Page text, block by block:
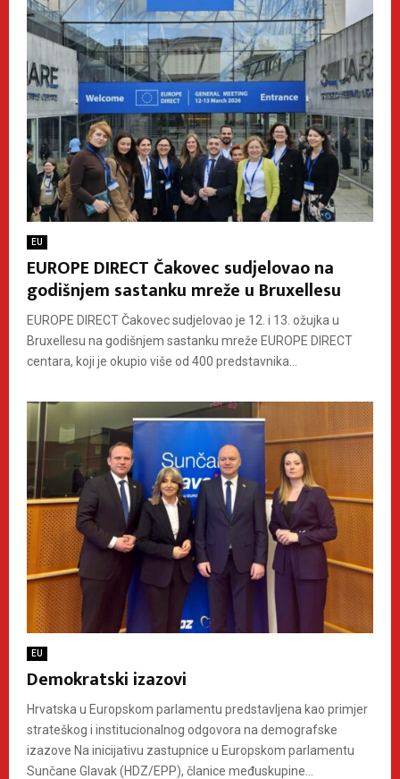
EU
EUROPE DIRECT Čakovec sudjelovao na
godišnjem sastanku mreže u Bruxellesu
EUROPE DIRECT Čakovec sudjelovao je 12. i 13. ožujka u
Bruxellesu na godišnjem sastanku mreže EUROPE DIRECT
centara, koji je okupio više od 400 predstavnika...
EU
Demokratski izazovi
Hrvatska u Europskom parlamentu predstavljena kao primjer
strateškog i institucionalnog odgovora na demografske
izazove Na inicijativu zastupnice u Europskom parlamentu
Sunčane Glavak (HDZ/EPP), članice međuskupine...